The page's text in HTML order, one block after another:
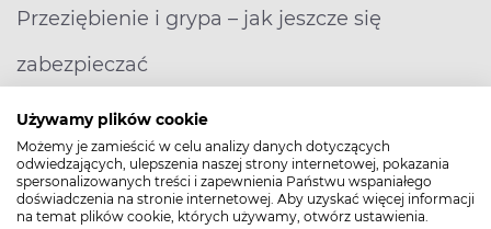
Używamy plików cookie
Możemy je zamieścić w celu analizy danych dotyczących
odwiedzających, ulepszenia naszej strony internetowej, pokazania
spersonalizowanych treści i zapewnienia Państwu wspaniałego
doświadczenia na stronie internetowej. Aby uzyskać więcej informacji
na temat plików cookie, których używamy, otwórz ustawienia.
Przeziębienie i grypa – jak jeszcze się
zabezpieczać
Ryzyko zachorowania zwiększa przebywanie w
dużych skupiskach ludzkich, np. zatłoczonych
miejscach – są dużym rezerwuarem wirusów,
szczególnie przy niezachowaniu podstawowych
zasad higieny.